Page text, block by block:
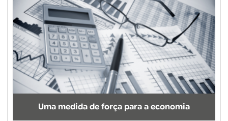
Uma medida de força para a economia